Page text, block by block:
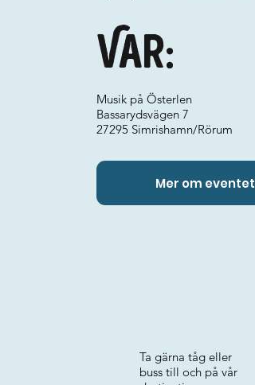
Var:
Musik på Österlen
Bassarydsvägen 7
27295 Simrishamn/Rörum
Mer om eventet
Ta gärna tåg eller
buss till och på vår